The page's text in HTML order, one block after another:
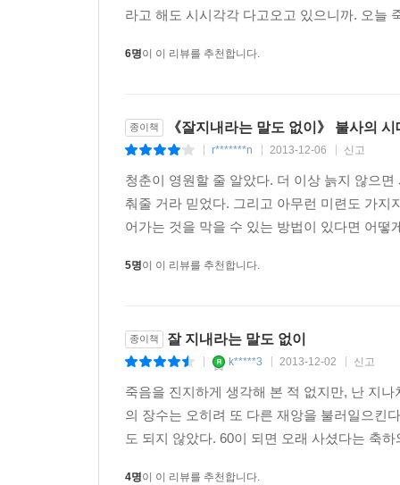
질문이다. 그는 새롭게 만난 소녀와 카페 여주인
자, 당신이라면 어떻게 하겠는가?
라고 해도 시시각각 다고오고 있으니까. 오늘
6명이 이 리뷰를 추천합니다.
종이책 《잘지내라는 말도 없이》 불사의
r*******n 2013-12-06 신고
청춘이 영원할 줄 알았다. 더 이상 늙지 않으
춰줄 거라 믿었다. 그리고 아무런 미련도 가
어가는 것을 막을 수 있는 방법이 있다면 어
5명이 이 리뷰를 추천합니다.
종이책 잘 지내라는 말도 없이
k*****3 2013-12-02 신고
죽음을 진지하게 생각해 본 적 없지만, 난 지
의 장수는 오히려 또 다른 재앙을 불러일으킨
도 되지 않았다. 60이 되면 오래 사셨다는 축
4명이 이 리뷰를 추천합니다.